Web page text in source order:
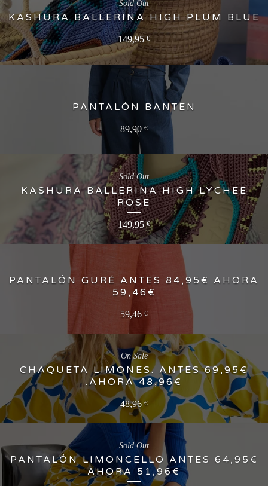
KASHURA BALLERINA HIGH PLUM BLUE
149,95€
Sold Out
PANTALÓN BANTEN
89,90 €
KASHURA BALLERINA HIGH LYCHEE
ROSE
149,95€
Sold Out
PANTALÓN GURÉ ANTES 84,95€ AHORA
59,46€
59,46 €
CHAQUETA LIMONES. ANTES 69,95€
.AHORA 48,96€
48,96 €
On Sale
PANTALÓN LIMONCELLO ANTES 64,95€
AHORA 51,96€
Sold Out